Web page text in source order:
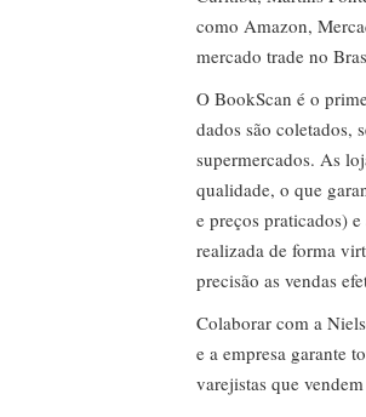
como Amazon,
mercado trade no
O BookScan é o
dados são coletados,
supermercados. As
qualidade, o que
e preços praticados)
realizada de forma
precisão as vendas
Colaborar com a
e a empresa garante
varejistas que